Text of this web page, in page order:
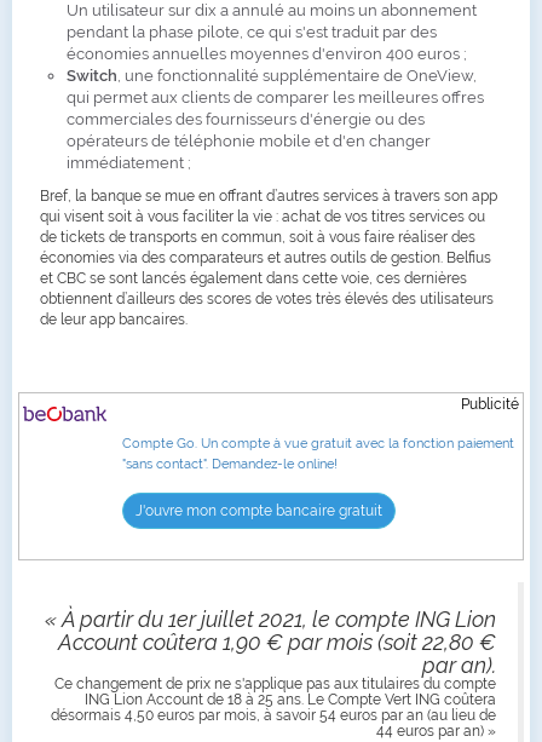
Un utilisateur sur dix a annulé au moins un abonnement
pendant la phase pilote, ce qui s'est traduit par des
économies annuelles moyennes d'environ 400 euros ;
Switch, une fonctionnalité supplémentaire de OneView,
qui permet aux clients de comparer les meilleures offres
commerciales des fournisseurs d'énergie ou des
opérateurs de téléphonie mobile et d'en changer
immédiatement ;
Bref, la banque se mue en offrant d’autres services à travers son app
qui visent soit à vous faciliter la vie : achat de vos titres services ou
de tickets de transports en commun, soit à vous faire réaliser des
économies via des comparateurs et autres outils de gestion. Belfius
et CBC se sont lancés également dans cette voie, ces dernières
obtiennent d’ailleurs des scores de votes très élevés des utilisateurs
de leur app bancaires.
Publicité
Compte Go. Un compte à vue gratuit avec la fonction paiement
"sans contact". Demandez-le online!
J'ouvre mon compte bancaire gratuit
« À partir du 1er juillet 2021, le compte ING Lion
Account coûtera 1,90 € par mois (soit 22,80 €
par an).
Ce changement de prix ne s'applique pas aux titulaires du compte
ING Lion Account de 18 à 25 ans. Le Compte Vert ING coûtera
désormais 4,50 euros par mois, à savoir 54 euros par an (au lieu de
44 euros par an) »